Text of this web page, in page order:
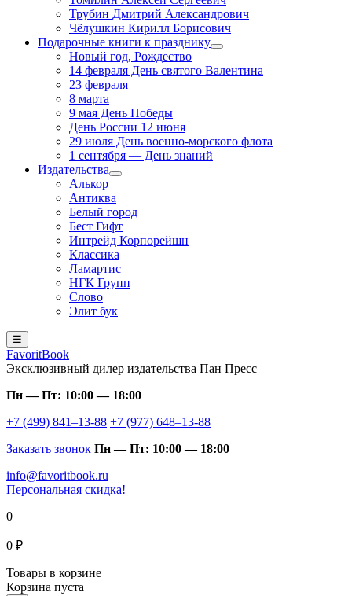
Трубин Дмитрий Александрович
Чёлушкин Кирилл Борисович
Подарочные книги к празднику
Новый год, Рождество
14 февраля День святого Валентина
23 февраля
8 марта
9 мая День Победы
День России 12 июня
29 июля День военно-морского флота
1 сентября — День знаний
Издательства
Алькор
Антиква
Белый город
Бест Гифт
Интрейд Корпорейшн
Классика
Ламартис
НГК Групп
Слово
Элит бук
☰
FavoritBook
Эксклюзивный дилер издательства Пан Пресс
Пн — Пт: 10:00 — 18:00
+7 (499) 841–13-88 +7 (977) 648–13-88
Заказать звонок Пн — Пт: 10:00 — 18:00
info@favoritbook.ru
Персональная скидка!
0
0 ₽
Товары в корзине
Корзина пуста